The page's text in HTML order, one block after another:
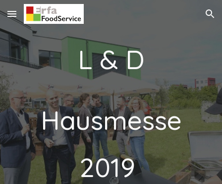
Skip to main content Skip to navigation
L & D
Hausmesse
2019